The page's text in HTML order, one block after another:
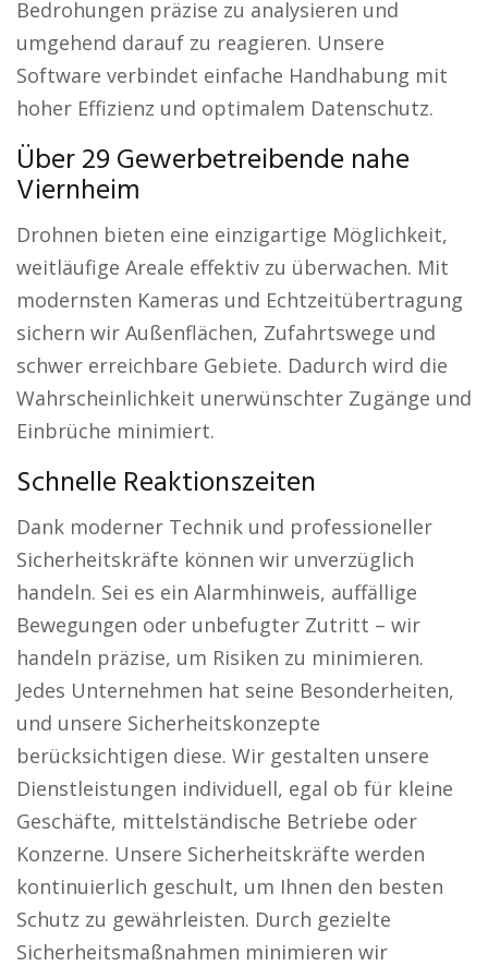
Bedrohungen präzise zu analysieren und
umgehend darauf zu reagieren. Unsere
Software verbindet einfache Handhabung mit
hoher Effizienz und optimalem Datenschutz.
Über 29 Gewerbetreibende nahe
Viernheim
Drohnen bieten eine einzigartige Möglichkeit,
weitläufige Areale effektiv zu überwachen. Mit
modernsten Kameras und Echtzeitübertragung
sichern wir Außenflächen, Zufahrtswege und
schwer erreichbare Gebiete. Dadurch wird die
Wahrscheinlichkeit unerwünschter Zugänge und
Einbrüche minimiert.
Schnelle Reaktionszeiten
Dank moderner Technik und professioneller
Sicherheitskräfte können wir unverzüglich
handeln. Sei es ein Alarmhinweis, auffällige
Bewegungen oder unbefugter Zutritt – wir
handeln präzise, um Risiken zu minimieren.
Jedes Unternehmen hat seine Besonderheiten,
und unsere Sicherheitskonzepte
berücksichtigen diese. Wir gestalten unsere
Dienstleistungen individuell, egal ob für kleine
Geschäfte, mittelständische Betriebe oder
Konzerne. Unsere Sicherheitskräfte werden
kontinuierlich geschult, um Ihnen den besten
Schutz zu gewährleisten. Durch gezielte
Sicherheitsmaßnahmen minimieren wir